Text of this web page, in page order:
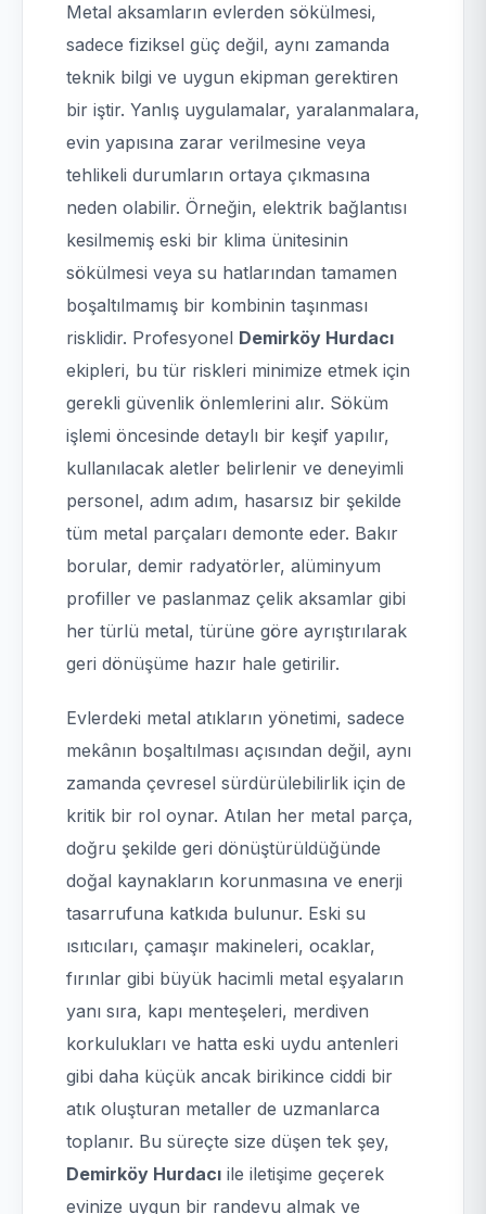
Metal aksamların evlerden sökülmesi,
sadece fiziksel güç değil, aynı zamanda
teknik bilgi ve uygun ekipman gerektiren
bir iştir. Yanlış uygulamalar, yaralanmalara,
evin yapısına zarar verilmesine veya
tehlikeli durumların ortaya çıkmasına
neden olabilir. Örneğin, elektrik bağlantısı
kesilmemiş eski bir klima ünitesinin
sökülmesi veya su hatlarından tamamen
boşaltılmamış bir kombinin taşınması
risklidir. Profesyonel Demirköy Hurdacı
ekipleri, bu tür riskleri minimize etmek için
gerekli güvenlik önlemlerini alır. Söküm
işlemi öncesinde detaylı bir keşif yapılır,
kullanılacak aletler belirlenir ve deneyimli
personel, adım adım, hasarsız bir şekilde
tüm metal parçaları demonte eder. Bakır
borular, demir radyatörler, alüminyum
profiller ve paslanmaz çelik aksamlar gibi
her türlü metal, türüne göre ayrıştırılarak
geri dönüşüme hazır hale getirilir.
Evlerdeki metal atıkların yönetimi, sadece
mekânın boşaltılması açısından değil, aynı
zamanda çevresel sürdürülebilirlik için de
kritik bir rol oynar. Atılan her metal parça,
doğru şekilde geri dönüştürüldüğünde
doğal kaynakların korunmasına ve enerji
tasarrufuna katkıda bulunur. Eski su
ısıtıcıları, çamaşır makineleri, ocaklar,
fırınlar gibi büyük hacimli metal eşyaların
yanı sıra, kapı menteşeleri, merdiven
korkulukları ve hatta eski uydu antenleri
gibi daha küçük ancak birikince ciddi bir
atık oluşturan metaller de uzmanlarca
toplanır. Bu süreçte size düşen tek şey,
Demirköy Hurdacı ile iletişime geçerek
evinize uygun bir randevu almak ve